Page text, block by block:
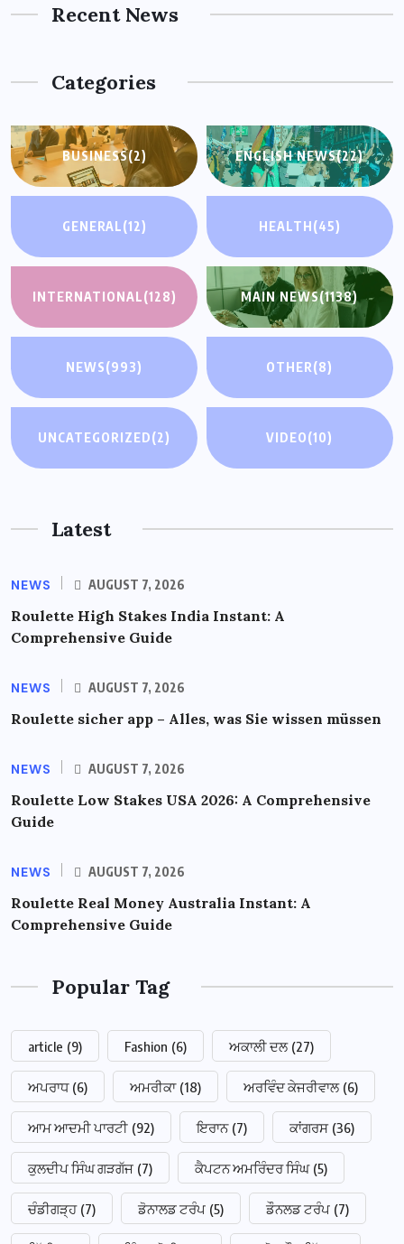
Recent News
Categories
BUSINESS(2) ENGLISH NEWS(22)
GENERAL(12) HEALTH(45)
INTERNATIONAL(128) MAIN NEWS(1138)
NEWS(993) OTHER(8)
UNCATEGORIZED(2) VIDEO(10)
Latest
NEWS AUGUST 7, 2026
Roulette High Stakes India Instant: A
Comprehensive Guide
NEWS AUGUST 7, 2026
Roulette sicher app – Alles, was Sie wissen müssen
NEWS AUGUST 7, 2026
Roulette Low Stakes USA 2026: A Comprehensive
Guide
NEWS AUGUST 7, 2026
Roulette Real Money Australia Instant: A
Comprehensive Guide
Popular Tag
article (9) Fashion (6) ਅਕਾਲੀ ਦਲ (27)
ਅਪਰਾਧ (6) ਅਮਰੀਕਾ (18) ਅਰਵਿੰਦ ਕੇਜਰੀਵਾਲ (6)
ਆਮ ਆਦਮੀ ਪਾਰਟੀ (92) ਇਰਾਨ (7) ਕਾਂਗਰਸ (36)
ਕੁਲਦੀਪ ਸਿੰਘ ਗੜਗੱਜ (7) ਕੈਪਟਨ ਅਮਰਿੰਦਰ ਸਿੰਘ (5)
ਚੰਡੀਗੜ੍ਹ (7) ਡੋਨਾਲਡ ਟਰੰਪ (5) ਡੌਨਲਡ ਟਰੰਪ (7)